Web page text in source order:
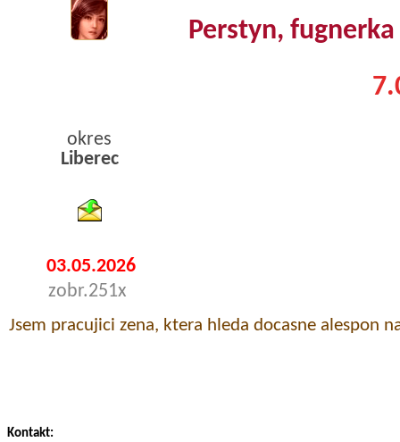
Perstyn, fugnerka
okres
Liberec
03.05.2026
zobr.251x
Jsem pracujici zena, ktera hleda docasne alespon
Kontakt: